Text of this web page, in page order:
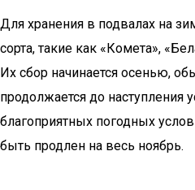
Для хранения в подвалах на
сорта, такие как «Комета»,
Их сбор начинается осенью,
продолжается до наступления
благоприятных погодных
быть продлен на весь ноябрь.